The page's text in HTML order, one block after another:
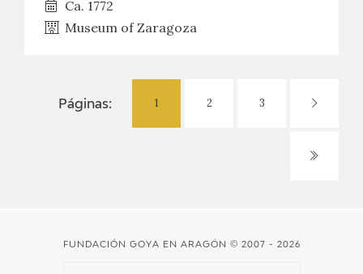
Ca. 1772
Museum of Zaragoza
Páginas: 1 2 3
FUNDACIÓN GOYA EN ARAGÓN © 2007 - 2026